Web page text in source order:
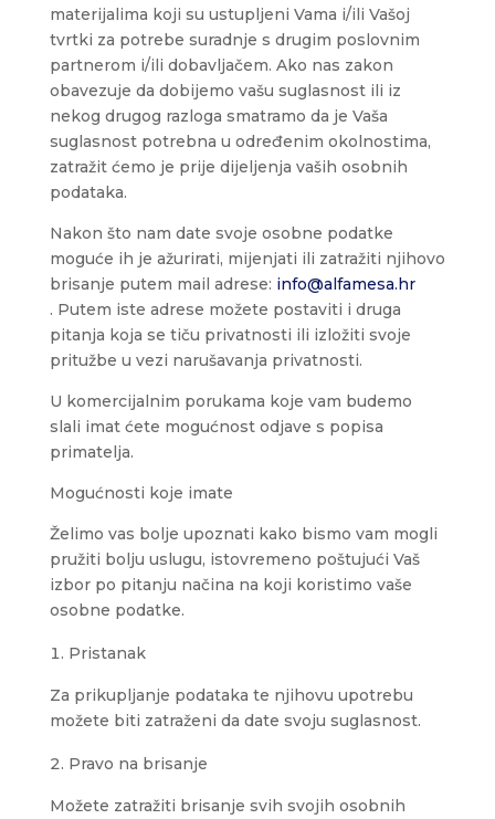
materijalima koji su ustupljeni Vama i/ili Vašoj
tvrtki za potrebe suradnje s drugim poslovnim
partnerom i/ili dobavljačem. Ako nas zakon
obavezuje da dobijemo vašu suglasnost ili iz
nekog drugog razloga smatramo da je Vaša
suglasnost potrebna u određenim okolnostima,
zatražit ćemo je prije dijeljenja vaših osobnih
podataka.
Nakon što nam date svoje osobne podatke
moguće ih je ažurirati, mijenjati ili zatražiti njihovo
brisanje putem mail adrese: info@alfamesa.hr
. Putem iste adrese možete postaviti i druga
pitanja koja se tiču privatnosti ili izložiti svoje
pritužbe u vezi narušavanja privatnosti.
U komercijalnim porukama koje vam budemo
slali imat ćete mogućnost odjave s popisa
primatelja.
Mogućnosti koje imate
Želimo vas bolje upoznati kako bismo vam mogli
pružiti bolju uslugu, istovremeno poštujući Vaš
izbor po pitanju načina na koji koristimo vaše
osobne podatke.
Pristanak
Za prikupljanje podataka te njihovu upotrebu
možete biti zatraženi da date svoju suglasnost.
Pravo na brisanje
Možete zatražiti brisanje svih svojih osobnih